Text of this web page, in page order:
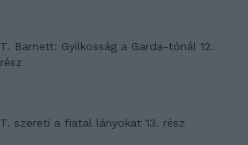
T. Barnett: Gyilkosság a Garda-tónál 12.
rész
T. szereti a fiatal lányokat 13. rész